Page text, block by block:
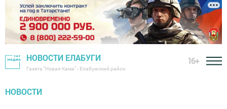
НОВОСТИ ЕЛАБУГИ
Газета "Новая Кама" - Елабужский район
16+
НОВОСТИ